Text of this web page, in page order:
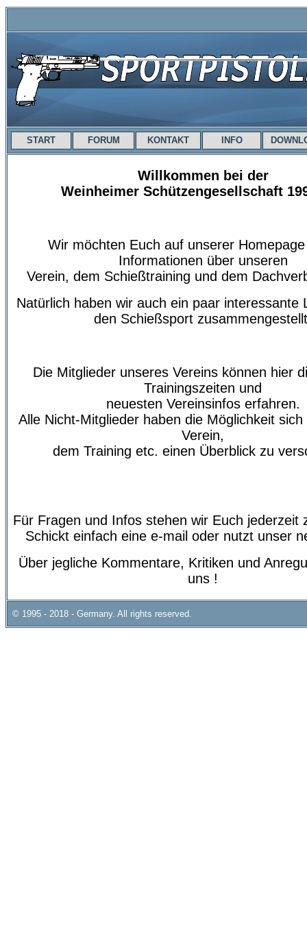
START FORUM KONTAKT INFO
Willkommen bei der
Weinheimer Schützengesellschaft
Wir möchten Euch auf unserer
Informationen über unseren
Verein, dem Schießtraining und dem
Natürlich haben wir auch ein paar interessante
den Schießsport
Die Mitglieder unseres Vereins können hier
Trainingszeiten und
neuesten Vereinsinfos erfahren.
Alle Nicht-Mitglieder haben die Möglichkeit
Verein,
dem Training etc. einen Überblick zu
Für Fragen und Infos stehen wir Euch jederzeit
Schickt einfach eine e-mail oder nutzt unser
Über jegliche Kommentare, Kritiken und
uns !
© 1995 - 2018 - Germany. All rights reserved.